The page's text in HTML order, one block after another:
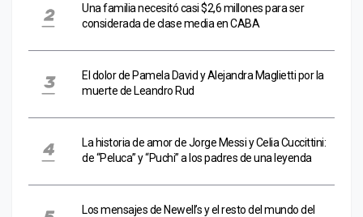
Una familia necesitó casi $2,6 millones para ser
considerada de clase media en CABA
El dolor de Pamela David y Alejandra Maglietti por la
muerte de Leandro Rud
La historia de amor de Jorge Messi y Celia Cuccittini:
de “Peluca” y “Puchi” a los padres de una leyenda
Los mensajes de Newell’s y el resto del mundo del